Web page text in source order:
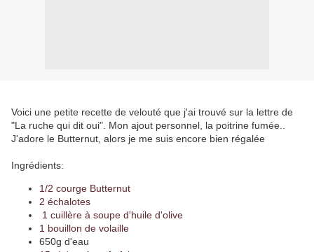
Voici une petite recette de velouté que j'ai trouvé sur la lettre de
"La ruche qui dit oui". Mon ajout personnel, la poitrine fumée..
J'adore le Butternut, alors je me suis encore bien régalée
Ingrédients:
1/2 courge Butternut
2 échalotes
1 cuillère à soupe d'huile d'olive
1 bouillon de volaille
650g d'eau